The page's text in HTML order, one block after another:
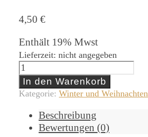
4,50 €
Enthält 19% Mwst
Lieferzeit: nicht angegeben
Kerzenverpackung
[Digital]
Menge
In den Warenkorb
Kategorie: Winter und Weihnachten
Beschreibung
Bewertungen (0)